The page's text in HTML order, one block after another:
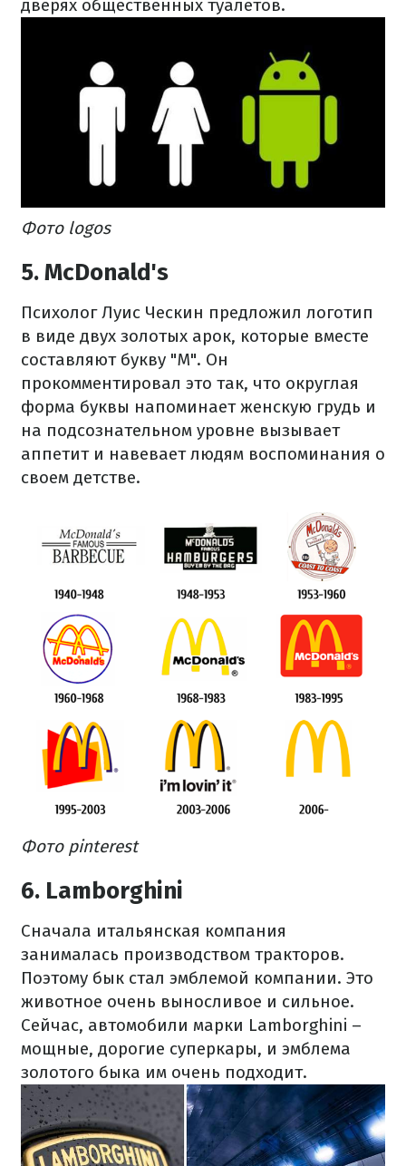
дверях общественных туалетов.
Фото logos
5. McDonald's
Психолог Луис Ческин предложил логотип
в виде двух золотых арок, которые вместе
составляют букву "М". Он
прокомментировал это так, что округлая
форма буквы напоминает женскую грудь и
на подсознательном уровне вызывает
аппетит и навевает людям воспоминания о
своем детстве.
Фото pinterest
6. Lamborghini
Сначала итальянская компания
занималась производством тракторов.
Поэтому бык стал эмблемой компании. Это
животное очень выносливое и сильное.
Сейчас, автомобили марки Lamborghini –
мощные, дорогие суперкары, и эмблема
золотого быка им очень подходит.